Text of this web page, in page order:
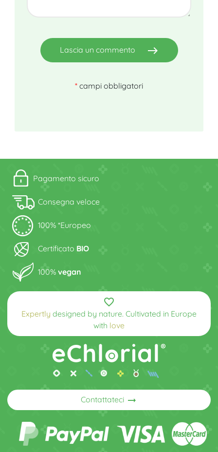
Lascia un commento east
* campi obbligatori
Pagamento sicuro
Consegna veloce
100% *Europeo
Certificato BIO
100% vegan
favorite_border
Expertly designed by nature. Cultivated in Europe
with love
Contattateci arrow_right_alt